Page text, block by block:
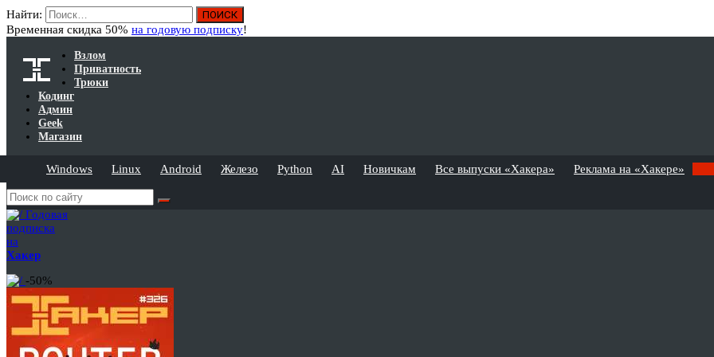
Найти:
Временная скидка 50% на годовую подписку!
Взлом
Приватность
Трюки
Кодинг
Админ
Geek
Магазин
Windows Linux Android Железо Python AI Новичкам Все выпуски «Хакера» Реклама на «Хакере»
Годовая
подписка
на
Хакер
-50%